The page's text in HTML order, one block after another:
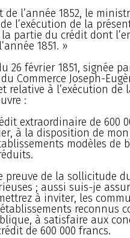
l’année 1852, le
l’exécution de la
partie du crédit dont
1851. »
26 février 1851, signée
Commerce Joseph-
relative à l’exécution de
:
extraordinaire de 600
à la disposition de
modèles de
preuve de la sollicitude
; aussi suis-je
à inviter, les
reconnus
à satisfaire aux
de 600 000 francs.